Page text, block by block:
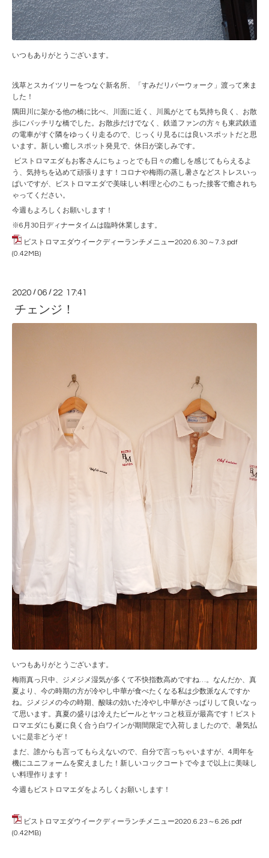
いつもありがとうございます。
浅草とスカイツリーをつなぐ新名所、「すみだリバーウォーク」渡って来ま
した！
隅田川に架かる他の橋に比べ、川面に近く、川風がとても気持ち良く、お散
歩にバッチリな橋でした。お散歩だけでなく、鉄道ファンの方々も東武鉄道
の電車がすぐ隣をゆっくり走るので、じっくり見るには良いスポットだと思
います。新しい癒しスポット発見で、休日が楽しみです。
ビストロマエダもお客さんにちょっとでも日々の癒しを感じてもらえるよ
う、気持ちを込めて頑張ります！コロナや梅雨の蒸し暑さなどストレスいっ
ぱいですが、ビストロマエダで美味しい料理と心のこもった接客で癒されち
ゃってください。
今週もよろしくお願いします！
※6月30日ディナータイムは臨時休業します。
ビストロマエダウイークディーランチメニュー2020.6.30～7.3.pdf
(0.42MB)
2020 /06 / 22 17:41
チェンジ！
いつもありがとうございます。
梅雨真っ只中、ジメジメ湿気が多くて不快指数高めですね…。なんだか、真
夏より、今の時期の方が冷やし中華が食べたくなる私は少数派なんですか
ね。ジメジメの今の時期、酸味の効いた冷やし中華がさっぱりして良いなっ
て思います。真夏の盛りは冷えたビールとヤッコと枝豆が最高です！ビスト
ロマエダにも夏に良く合う白ワインが期間限定で入荷しましたので、暑気払
いに是非どうぞ！
まだ、誰からも言ってもらえないので、自分で言っちゃいますが、4周年を
機にユニフォームを変えました！新しいコックコートで今まで以上に美味し
い料理作ります！
今週もビストロマエダをよろしくお願いします！
ビストロマエダウイークディーランチメニュー2020.6.23～6.26.pdf
(0.42MB)